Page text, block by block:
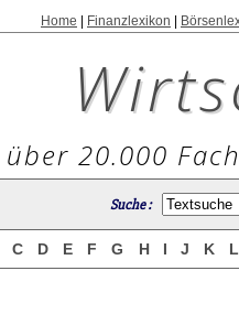
Home Finanzlexikon
über 20.000
Suche :
C D E F G H I J K